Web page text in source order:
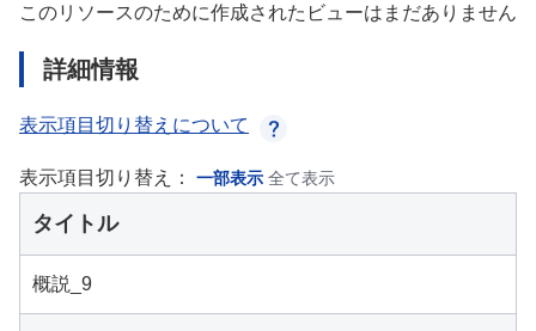
このリソースのために作成されたビューはまだありません
詳細情報
表示項目切り替えについて
表示項目切り替え： 一部表示 全て表示
タイトル
概説_9